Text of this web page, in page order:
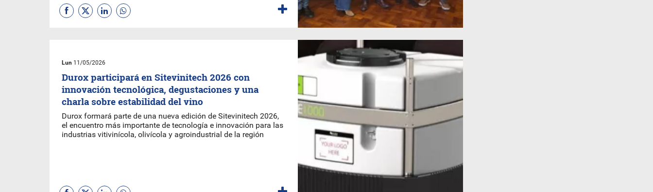
Lun 11/05/2026
Durox participará en Sitevinitech 2026 con
innovación tecnológica, degustaciones y una
charla sobre estabilidad del vino
Durox formará parte de una nueva edición de Sitevinitech 2026,
el encuentro más importante de tecnología e innovación para las
industrias vitivinícola, olivícola y agroindustrial de la región